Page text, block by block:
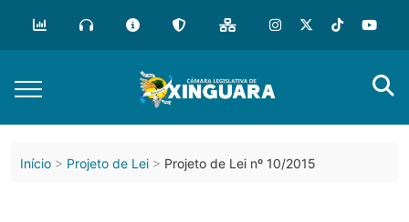
Início Projeto de Lei Projeto de Lei nº 10/2015